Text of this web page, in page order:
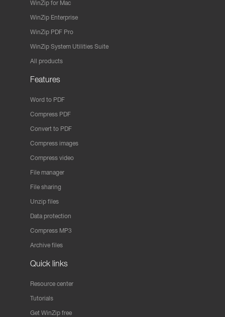
WinZip for Mac
WinZip Enterprise
WinZip PDF Pro
WinZip System Utilities Suite
All products
Features
Word to PDF
Compress PDF
Convert to PDF
Compress images
Compress video
File manager
File sharing
Unzip files
Data protection
Compress MP3
Archive files
Quick links
Resource center
Tutorials
Get WinZip free